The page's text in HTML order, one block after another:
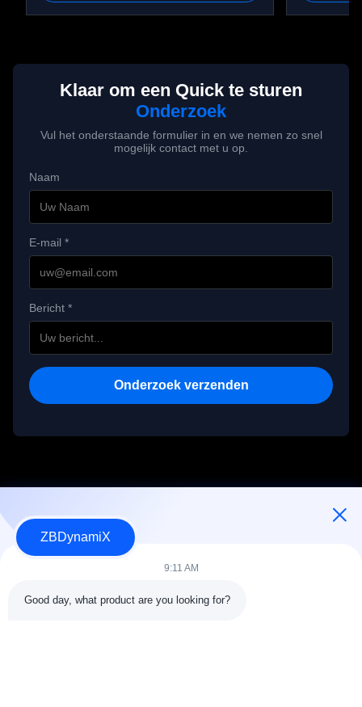
Klaar om een Quick te sturen
Onderzoek
Vul het onderstaande formulier in en we nemen zo snel
mogelijk contact met u op.
Naam
E-mail *
Bericht *
Onderzoek verzenden
Ontwerper en fabrikant van batterijpakketten en actuatoren voor
humanoïde robots.
ZBDynamiX
9:11 AM
Good day, what product are you looking for?